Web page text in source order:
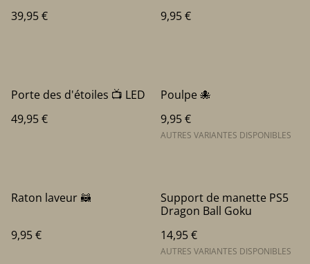
39,95 €
9,95 €
Porte des d'étoiles 📺 LED
49,95 €
Poulpe 🐙
9,95 €
AUTRES VARIANTES DISPONIBLES
Raton laveur 🦝
9,95 €
Support de manette PS5
Dragon Ball Goku
14,95 €
AUTRES VARIANTES DISPONIBLES